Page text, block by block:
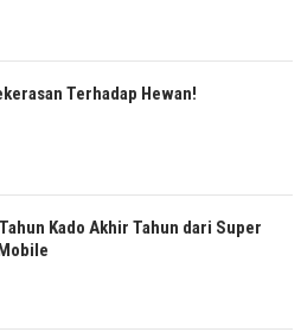
Terhadap Hewan!
Kado Akhir Tahun dari Super